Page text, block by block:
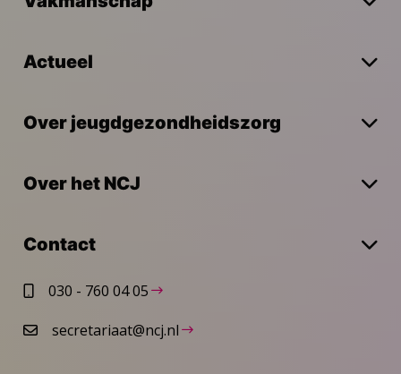
Actueel
Over jeugdgezondheidszorg
Over het NCJ
Contact
030 - 760 04 05
secretariaat@ncj.nl